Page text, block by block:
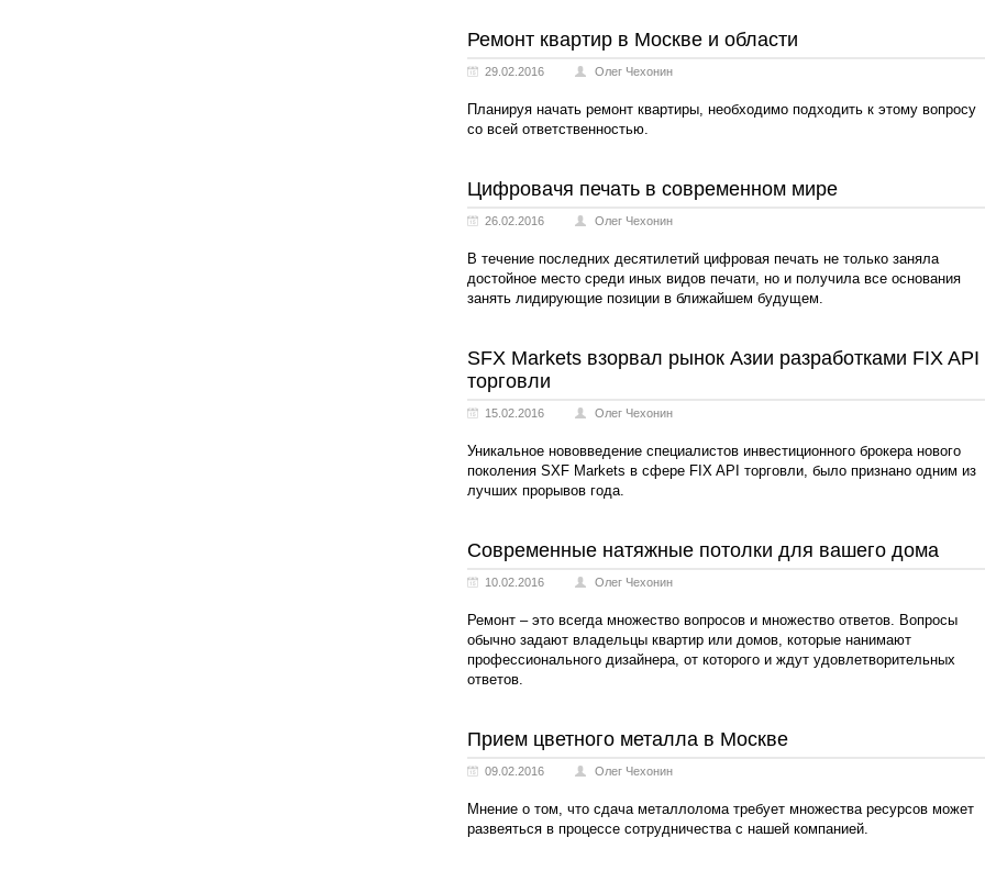
Ремонт квартир в Москве и области
29.02.2016 Олег Чехонин
Планируя начать ремонт квартиры, необходимо подходить к этому вопросу
со всей ответственностью.
Цифровачя печать в современном мире
26.02.2016 Олег Чехонин
В течение последних десятилетий цифровая печать не только заняла
достойное место среди иных видов печати, но и получила все основания
занять лидирующие позиции в ближайшем будущем.
SFX Markets взорвал рынок Азии разработками FIX API
торговли
15.02.2016 Олег Чехонин
Уникальное нововведение специалистов инвестиционного брокера нового
поколения SXF Markets в сфере FIX API торговли, было признано одним из
лучших прорывов года.
Современные натяжные потолки для вашего дома
10.02.2016 Олег Чехонин
Ремонт – это всегда множество вопросов и множество ответов. Вопросы
обычно задают владельцы квартир или домов, которые нанимают
профессионального дизайнера, от которого и ждут удовлетворительных
ответов.
Прием цветного металла в Москве
09.02.2016 Олег Чехонин
Мнение о том, что сдача металлолома требует множества ресурсов может
развеяться в процессе сотрудничества с нашей компанией.